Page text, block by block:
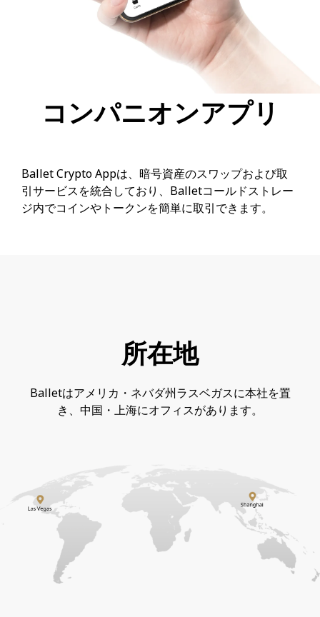
コンパニオンアプリ
Ballet Crypto Appは、暗号資産のスワップおよび取
引サービスを統合しており、Balletコールドストレー
ジ内でコインやトークンを簡単に取引できます。
所在地
Balletはアメリカ・ネバダ州ラスベガスに本社を置
き、中国・上海にオフィスがあります。